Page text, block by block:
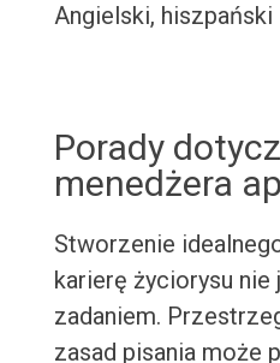
Angielski, hiszpański
Porady
menedżera
Stworzenie
karierę życiorysu nie
zadaniem.
zasad pisania może